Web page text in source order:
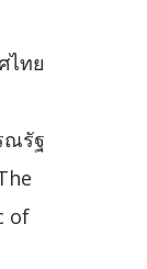
ไทย
ณรัฐ
of